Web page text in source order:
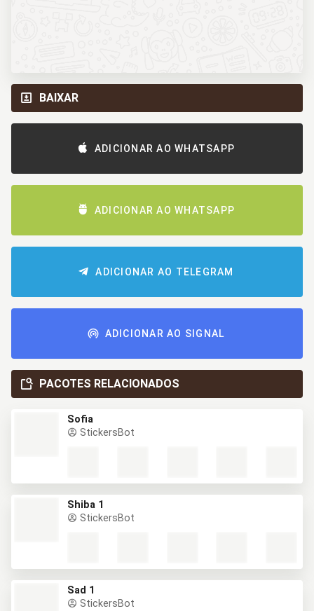
BAIXAR
ADICIONAR AO WHATSAPP
ADICIONAR AO WHATSAPP
ADICIONAR AO TELEGRAM
ADICIONAR AO SIGNAL
PACOTES RELACIONADOS
Sofia
StickersBot
Shiba 1
StickersBot
Sad 1
StickersBot